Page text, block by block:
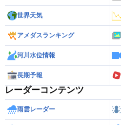
世界天気
アメダスランキング
河川水位情報
長期予報
レーダーコンテンツ
雨雲レーダー